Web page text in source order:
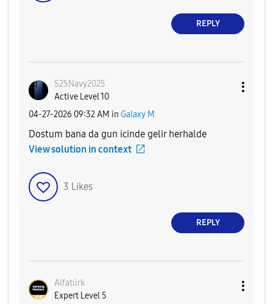
REPLY
S25Navy2025
Active Level 10
‎04-27-2026 09:32 AM in Galaxy M
Dostum bana da gun icinde gelir herhalde
View solution in context
3 Likes
REPLY
Alfatürk
Expert Level 5